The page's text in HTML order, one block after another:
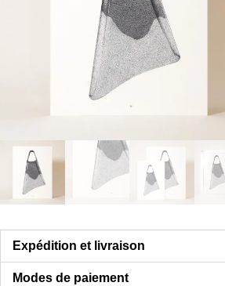
Expédition et livraison
Modes de paiement